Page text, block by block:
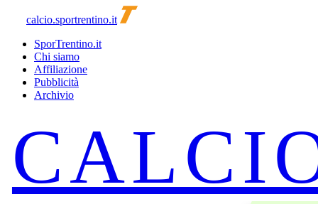
calcio.sportrentino.it
SporTrentino.it
Chi siamo
Affiliazione
Pubblicità
Archivio